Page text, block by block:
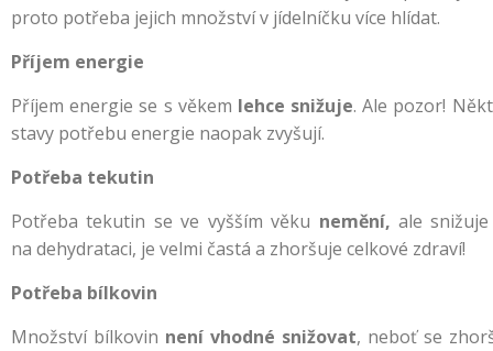
proto potřeba jejich množství v jídelníčku více hlídat.
Příjem energie
Příjem energie se s věkem lehce snižuje. Ale pozor!
stavy potřebu energie naopak zvyšují.
Potřeba tekutin
Potřeba tekutin se ve vyšším věku nemění, ale
na dehydrataci, je velmi častá a zhoršuje celkové zdraví!
Potřeba bílkovin
Množství bílkovin není vhodné snižovat, neboť se